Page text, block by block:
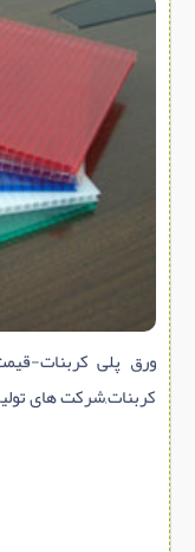
شهری ترافیکی
ساخت و ساز
مصالح ساختمانی
سازه پیش ساخته
سنگ ساختمانی
عایق ساختمان
برقی,روشنایی,ایمنی
تاسیسات ساختمان
ورق پلی کربنات-
کربنات,شرکت های